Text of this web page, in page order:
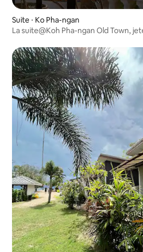
Suite ⋅ Ko Pha-ngan
La suite@Koh Pha-ngan Old Town,